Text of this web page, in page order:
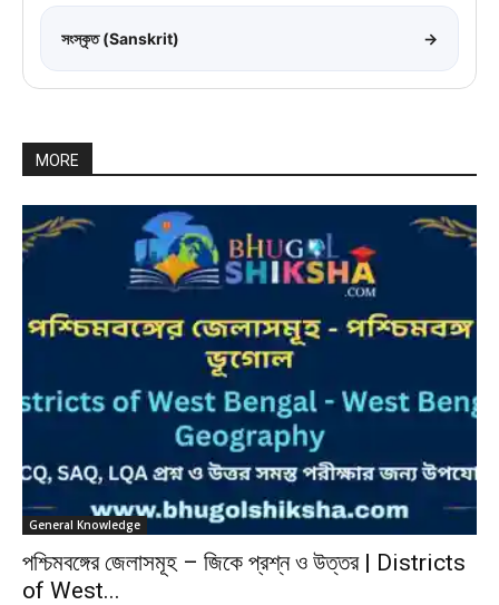
সংস্কৃত (Sanskrit) →
MORE
General Knowledge
পশ্চিমবঙ্গের জেলাসমূহ – জিকে প্রশ্ন ও উত্তর | Districts
of West...